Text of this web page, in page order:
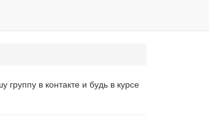
в контакте и будь в курсе